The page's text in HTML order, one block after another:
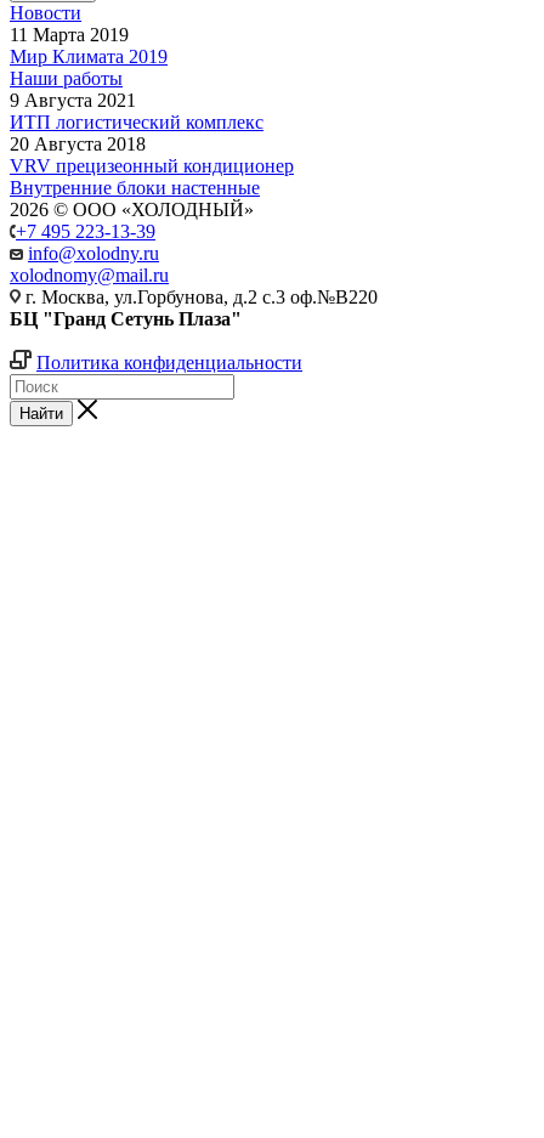
Новости
11 Марта 2019
Мир Климата 2019
Наши работы
9 Августа 2021
ИТП логистический комплекс
20 Августа 2018
VRV прецизеонный кондиционер
Внутренние блоки настенные
2026 © ООО «ХОЛОДНЫЙ»
+7 495 223-13-39
info@xolodny.ru
xolodnomy@mail.ru
г. Москва, ул.Горбунова, д.2 с.3 оф.№В220
БЦ "Гранд Сетунь Плаза"
Политика конфиденциальности
Найти